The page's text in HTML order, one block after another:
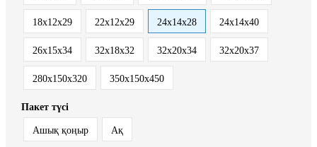
18х12х29 22х12х29 24х14х28 24х14х40
26х15х34 32x18x32 32х20х34 32х20х37
280x150x320 350x150x450
Пакет түсі
Ашық қоңыр Ақ